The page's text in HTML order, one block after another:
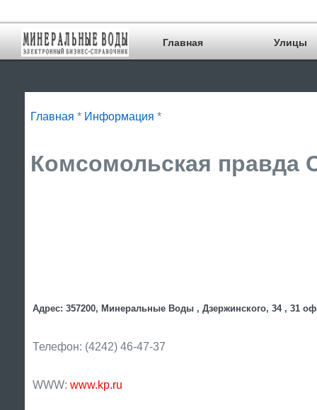
Главная Улицы
Главная * Информация *
Комсомольская правда
Адрес: 357200, Минеральные Воды , Дзержинского, 34 , 31
Телефон: (4242) 46-47-37
WWW: www.kp.ru